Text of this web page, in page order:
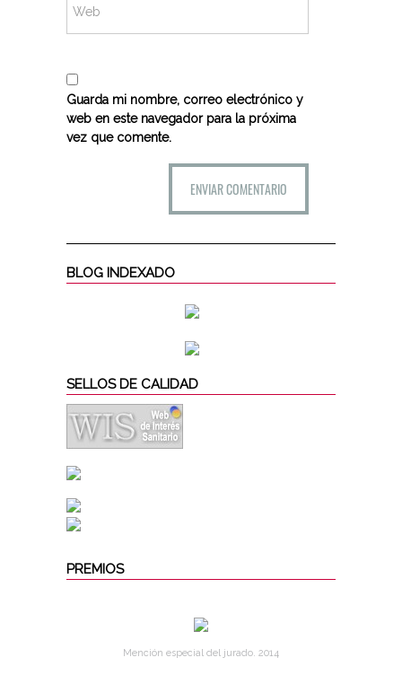
Guarda mi nombre, correo electrónico y
web en este navegador para la próxima
vez que comente.
BLOG INDEXADO
SELLOS DE CALIDAD
PREMIOS
Mención especial del jurado. 2014